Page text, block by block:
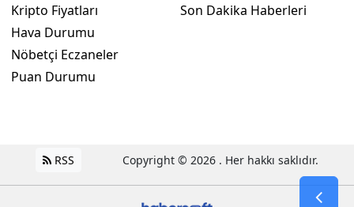
Kripto Fiyatları
Hava Durumu
Nöbetçi Eczaneler
Puan Durumu
Son Dakika Haberleri
RSS Copyright © 2026 . Her hakkı saklıdır.